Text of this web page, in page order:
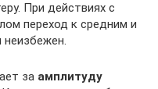
При действиях с
переход к средним и
неизбежен.
за амплитуду